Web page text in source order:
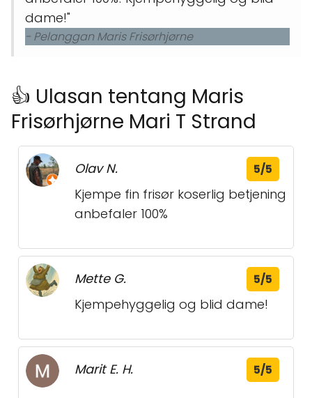
dame!"
- Pelanggan Maris Frisørhjørne
👍 Ulasan tentang Maris
Frisørhjørne Mari T Strand
Olav N. 5/5
Kjempe fin frisør koserlig betjening
anbefaler 100%
Mette G. 5/5
Kjempehyggelig og blid dame!
Marit E. H. 5/5